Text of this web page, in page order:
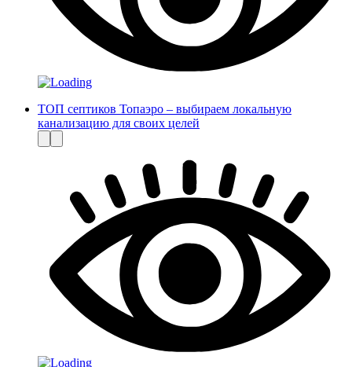
ТОП септиков Топаэро – выбираем локальную
канализацию для своих целей